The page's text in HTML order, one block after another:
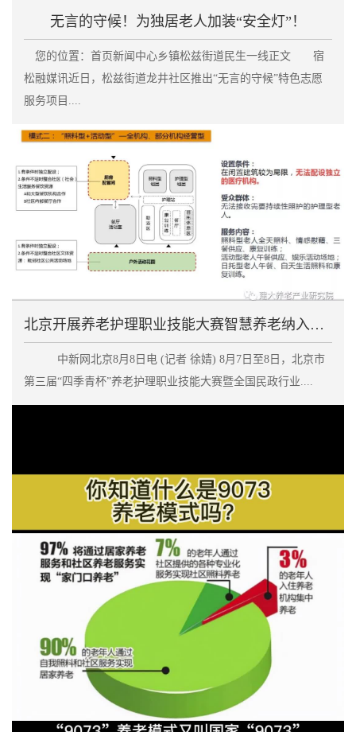
无言的守候！为独居老人加装“安全灯”！
您的位置：首页新闻中心乡镇松兹街道民生一线正文 宿
松融媒讯近日，松兹街道龙井社区推出“无言的守候”特色志愿
服务项目....
北京开展养老护理职业技能大赛智慧养老纳入考察范围
中新网北京8月8日电 (记者 徐婧) 8月7日至8日，北京市
第三届“四季青杯”养老护理职业技能大赛暨全国民政行业....